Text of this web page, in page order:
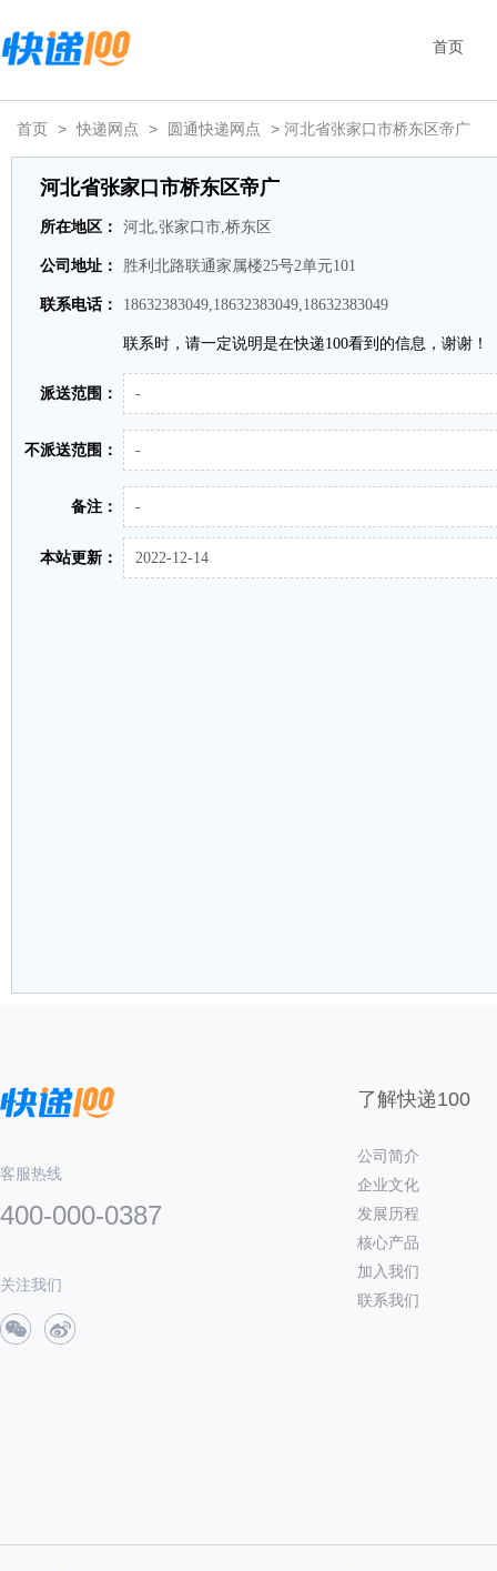
首页
首页 > 快递网点 > 圆通快递网点 > 河北省张家口市桥东区帝广
河北省张家口市桥东区帝广
所在地区： 河北,张家口市,桥东区
公司地址： 胜利北路联通家属楼25号2单元101
联系电话： 18632383049,18632383049,18632383049
联系时，请一定说明是在快递100看到的信息，谢谢！
派送范围： -
不派送范围： -
备注： -
本站更新： 2022-12-14
客服热线
400-000-0387
关注我们
了解快递100
公司简介
企业文化
发展历程
核心产品
加入我们
联系我们